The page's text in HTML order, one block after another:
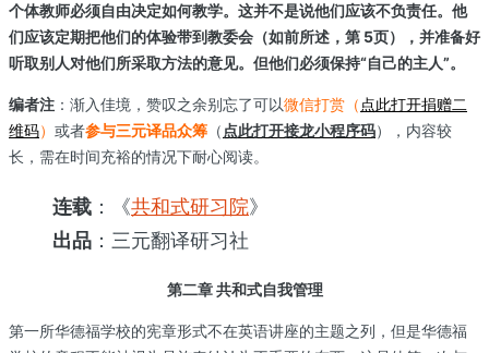
个体教师必须自由决定如何教学。这并不是说他们应该不负责任。他
们应该定期把他们的体验带到教委会（如前所述，第 5页），并准备好
听取别人对他们所采取方法的意见。但他们必须保持“自己的主人”。
编者注 ：渐入佳境，赞叹之余别忘了可以微信打赏（ 点此打开捐赠二
维码） 或者参与三元译品众筹 （ 点此打开接龙小程序码），内容较
长，需在时间充裕的情况下耐心阅读。
连载 ：《共和式研习院》
出品 ：三元翻译研习社
第二章 共和式自我管理
第一所华德福学校的宪章形式不在英语讲座的主题之列，但是华德福